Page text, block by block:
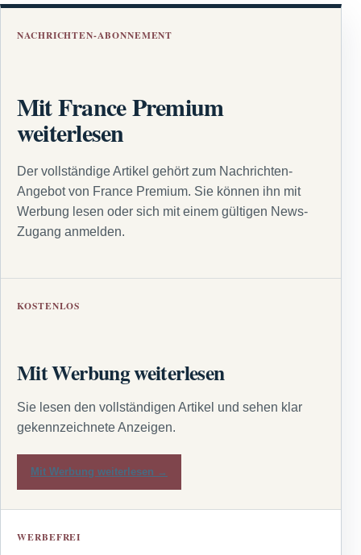
NACHRICHTEN-ABONNEMENT
Mit France Premium
weiterlesen
Der vollständige Artikel gehört zum Nachrichten-
Angebot von France Premium. Sie können ihn mit
Werbung lesen oder sich mit einem gültigen News-
Zugang anmelden.
KOSTENLOS
Mit Werbung weiterlesen
Sie lesen den vollständigen Artikel und sehen klar
gekennzeichnete Anzeigen.
Mit Werbung weiterlesen →
WERBEFREI